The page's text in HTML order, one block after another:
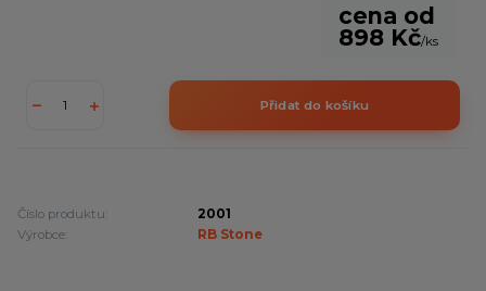
cena od
898 Kč/ks
Přidat do košíku
Číslo produktu:
2001
Výrobce:
RB Stone